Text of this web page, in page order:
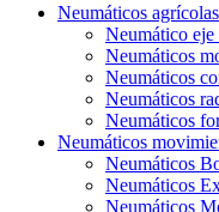
Neumáticos
Neumático eje
Neumáticos
Neumáticos
Neumáticos
Neumáticos
Neumáticos
Neumáticos
Neumáticos
Neumáticos